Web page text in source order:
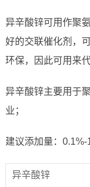
异辛酸锌可用作聚
好的交联催化剂，
环保，因此可用来
异辛酸锌主要用于
业；
建议添加量：0.1%-
异辛酸锌